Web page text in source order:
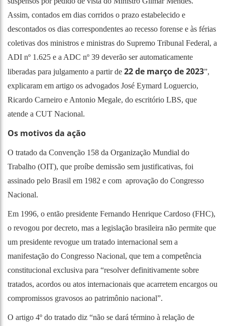
Assim, contados em dias corridos o prazo estabelecido e
descontados os dias correspondentes ao recesso forense e às férias
coletivas dos ministros e ministras do Supremo Tribunal Federal, a
ADI nº 1.625 e a ADC nº 39 deverão ser automaticamente
liberadas para julgamento a partir de 22 de março de 2023”,
explicaram em artigo os advogados José Eymard Loguercio,
Ricardo Carneiro e Antonio Megale, do escritório LBS, que
atende a CUT Nacional.
Os motivos da ação
O tratado da Convenção 158 da Organização Mundial do
Trabalho (OIT), que proíbe demissão sem justificativas, foi
assinado pelo Brasil em 1982 e com aprovação do Congresso
Nacional.
Em 1996, o então presidente Fernando Henrique Cardoso (FHC),
o revogou por decreto, mas a legislação brasileira não permite que
um presidente revogue um tratado internacional sem a
manifestação do Congresso Nacional, que tem a competência
constitucional exclusiva para “resolver definitivamente sobre
tratados, acordos ou atos internacionais que acarretem encargos ou
compromissos gravosos ao patrimônio nacional”.
O artigo 4º do tratado diz “não se dará término à relação de